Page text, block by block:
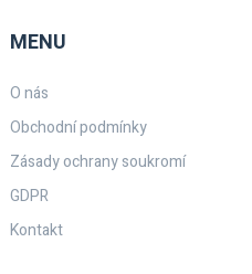
MENU
O nás
Obchodní podmínky
Zásady ochrany soukromí
GDPR
Kontakt